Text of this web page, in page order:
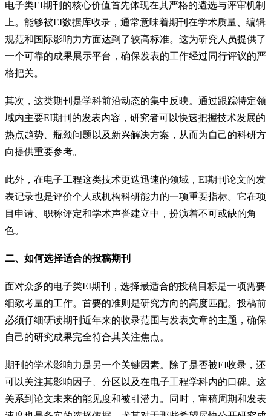
电子类EI期刊的核心价值首先体现在其严格的遴选与评审机制
上。能够被EI数据库收录，通常意味着期刊在学术质量、编辑
规范和国际影响力方面达到了较高标准。这为研究人员提供了
一个可靠的成果展示平台，确保发表的工作经过同行评议的严
格把关。
其次，这类期刊是学科前沿动态的集中反映。通过跟踪特定领
域内主要EI期刊的发表内容，研究者可以快速把握技术发展的
热点趋势、瓶颈问题以及新兴解决方案，从而为自己的科研方
向提供重要参考。
此外，在电子工程这类技术更迭迅速的领域，EI期刊论文的发
表记录也是评价个人或机构科研能力的一项重要指标。它在项
目申请、职称评定和学术声誉建立中，扮演着不可或缺的角
色。
二、如何选择适合的投稿期刊
面对众多的电子类EI期刊，选择最适合的投稿目标是一项需要
细致考量的工作。首要的准则是研究方向的高度匹配。投稿前
必须仔细研读期刊近年来的收录范围与发表文章的主题，确保
自己的研究成果完全符合其关注焦点。
期刊的学术影响力是另一个关键因素。除了是否被EI收录，还
可以关注其影响因子、分区以及在电子工程学科内的口碑。这
关系到论文未来的能见度和被引潜力。同时，审稿周期和发表